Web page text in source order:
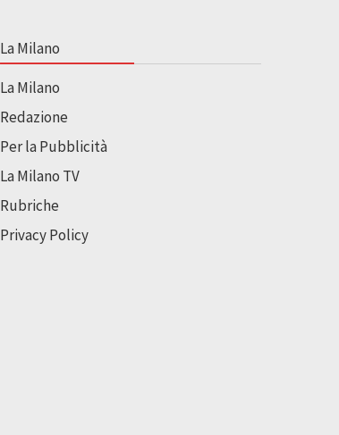
La Milano
La Milano
Redazione
Per la Pubblicità
La Milano TV
Rubriche
Privacy Policy